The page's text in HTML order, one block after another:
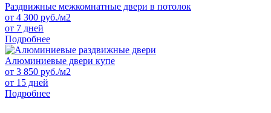
Раздвижные межкомнатные двери в потолок
от 4 300 руб./м2
от 7 дней
Подробнее
Алюминиевые двери купе
от 3 850 руб./м2
от 15 дней
Подробнее